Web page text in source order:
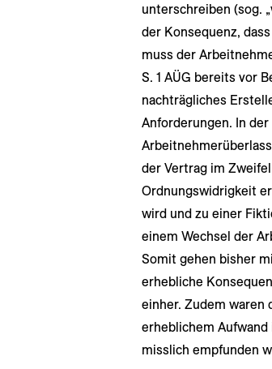
unterschreiben (sog.
der Konsequenz,
muss der
S. 1 AÜG bereits vor
nachträgliches
Anforderungen. In
der Vertrag im
Ordnungswidrigkeit
wird und zu einer
einem Wechsel der
Somit gehen bisher
erhebliche
einher. Zudem waren
erheblichem
misslich empfunden